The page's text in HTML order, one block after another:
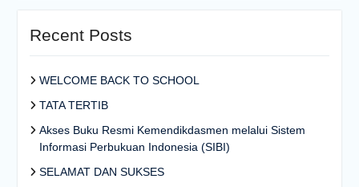
Recent Posts
WELCOME BACK TO SCHOOL
TATA TERTIB
Akses Buku Resmi Kemendikdasmen melalui Sistem
Informasi Perbukuan Indonesia (SIBI)
SELAMAT DAN SUKSES